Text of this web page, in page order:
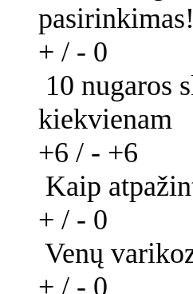
pasirinkimas!
+ / - 0
10 nugaros
kiekvienam
+6 / - +6
Kaip
+ / - 0
Venų
+ / - 0